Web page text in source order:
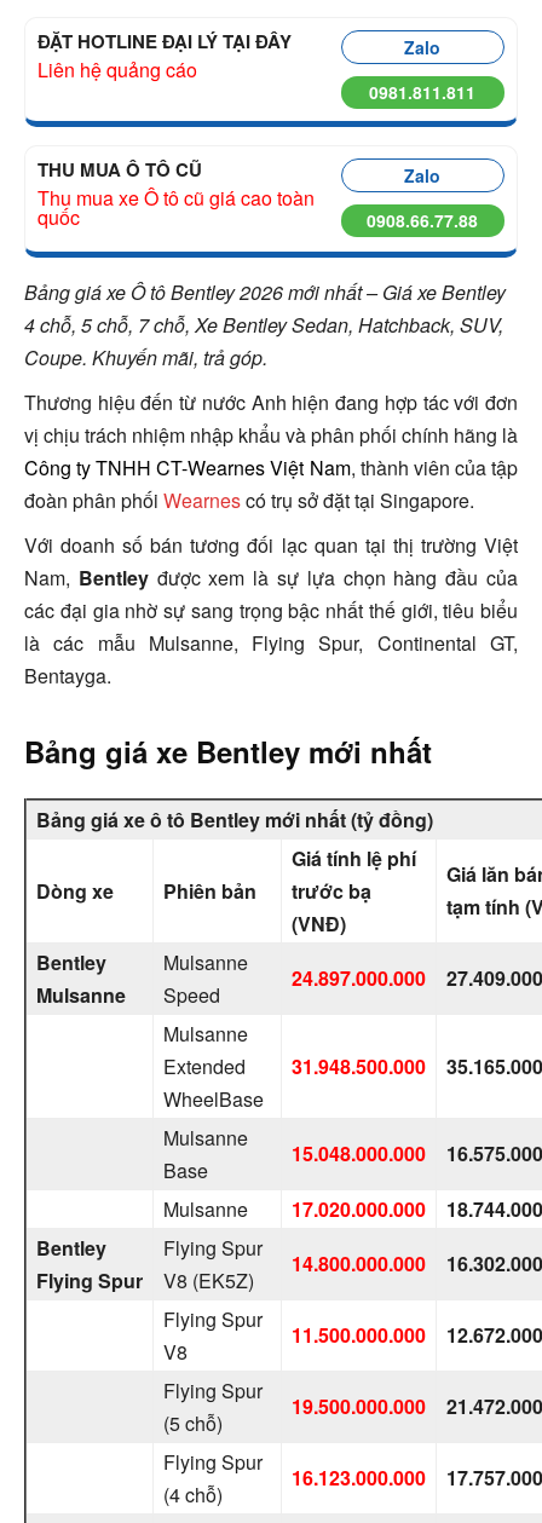
ĐẶT HOTLINE ĐẠI LÝ TẠI ĐÂY
Liên hệ quảng cáo
Zalo
0981.811.811
THU MUA Ô TÔ CŨ
Thu mua xe Ô tô cũ giá cao toàn
quốc
Zalo
0908.66.77.88
Bảng giá xe Ô tô Bentley 2026 mới nhất – Giá xe Bentley
4 chỗ, 5 chỗ, 7 chỗ, Xe Bentley Sedan, Hatchback, SUV,
Coupe. Khuyến mãi, trả góp.
Thương hiệu đến từ nước Anh hiện đang hợp tác với đơn
vị chịu trách nhiệm nhập khẩu và phân phối chính hãng là
Công ty TNHH CT-Wearnes Việt Nam, thành viên của tập
đoàn phân phối Wearnescó trụ sở đặt tại Singapore.
Với doanh số bán tương đối lạc quan tại thị trường Việt
Nam, Bentleyđược xem là sự lựa chọn hàng đầu của
các đại gia nhờ sự sang trọng bậc nhất thế giới, tiêu biểu
là các mẫu Mulsanne, Flying Spur, Continental GT,
Bentayga.
Bảng giá xe Bentley mới nhất
Bảng giá xe ô tô Bentley mới nhất (tỷ đồng)
Dòng xe Phiên bản
Giá tính lệ phí
trước bạ
(VNĐ)
Giá lăn
tạm tính
Bentley
Mulsanne
Mulsanne
Speed
24.897.000.000
Mulsanne
Extended
WheelBase
31.948.500.000
Mulsanne
Base
15.048.000.000
Mulsanne
17.020.000.000
Bentley
Flying Spur
Flying Spur
V8 (EK5Z)
14.800.000.000
Flying Spur
V8
11.500.000.000
Flying Spur
(5 chỗ)
19.500.000.000
Flying Spur
(4 chỗ)
16.123.000.000